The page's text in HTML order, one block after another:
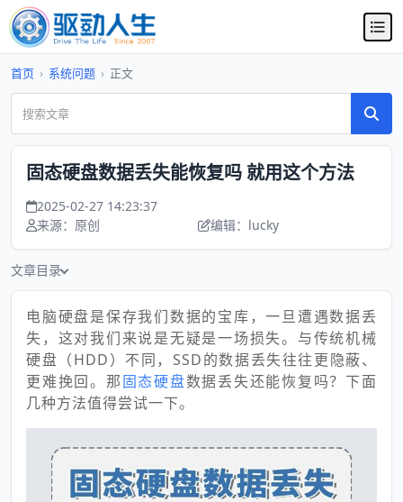
首页 › 系统问题 › 正文
固态硬盘数据丢失能恢复吗 就用这个方法
2025-02-27 14:23:37
来源：原创
编辑：lucky
文章目录
电脑硬盘是保存我们数据的宝库，一旦遭遇数据丢
失，这对我们来说是无疑是一场损失。与传统机械
硬盘（HDD）不同，SSD的数据丢失往往更隐蔽、
更难挽回。那固态硬盘数据丢失还能恢复吗？下面
几种方法值得尝试一下。